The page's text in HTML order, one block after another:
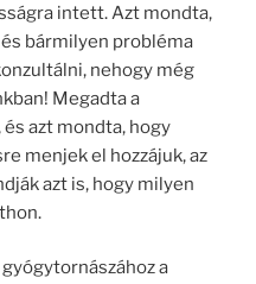
intett. Azt mondta,
bármilyen probléma
nehogy még
Megadta a
azt mondta, hogy
menjek el hozzájuk, az
azt is, hogy milyen
a